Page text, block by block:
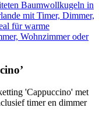
'Cappuccino' met
timer en dimmer